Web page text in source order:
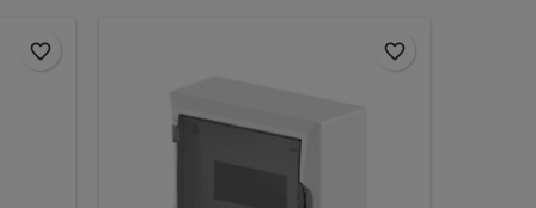
favorite_border favorite_border